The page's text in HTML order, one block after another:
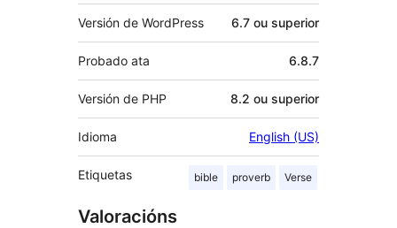
Versión de WordPress 6.7 ou superior
Probado ata 6.8.7
Versión de PHP 8.2 ou superior
Idioma English (US)
Etiquetas bible proverb Verse
Valoracións